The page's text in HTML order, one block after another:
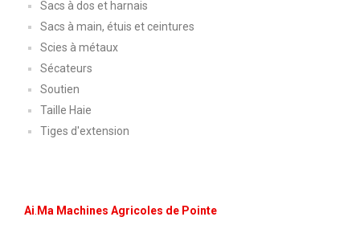
Sacs à dos et harnais
Sacs à main, étuis et ceintures
Scies à métaux
Sécateurs
Soutien
Taille Haie
Tiges d'extension
Ai Ma Machines Agricoles de Pointe